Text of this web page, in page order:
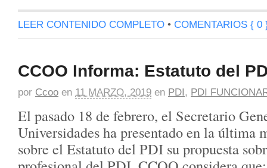
LEER CONTENIDO COMPLETO • COMENTARIOS { 0
CCOO Informa: Estatuto del
por Ccoo en 11 MARZO, 2019 en PDI , PDI
El pasado 18 de febrero, el Secretario
Universidades ha presentado en la última
sobre el Estatuto del PDI su propuesta